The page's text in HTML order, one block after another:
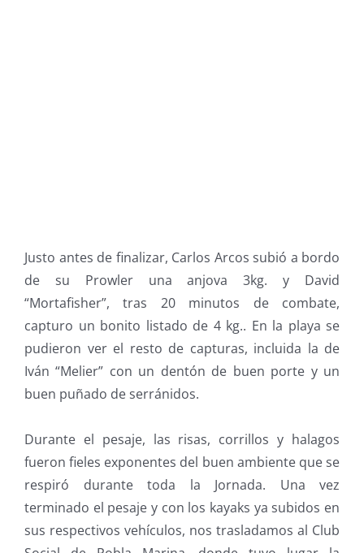
Justo antes de finalizar, Carlos Arcos subió a bordo
de su Prowler una anjova 3kg. y David
“Mortafisher”, tras 20 minutos de combate,
capturo un bonito listado de 4 kg.. En la playa se
pudieron ver el resto de capturas, incluida la de
Iván “Melier” con un dentón de buen porte y un
buen puñado de serránidos.
Durante el pesaje, las risas, corrillos y halagos
fueron fieles exponentes del buen ambiente que se
respiró durante toda la Jornada. Una vez
terminado el pesaje y con los kayaks ya subidos en
sus respectivos vehículos, nos trasladamos al Club